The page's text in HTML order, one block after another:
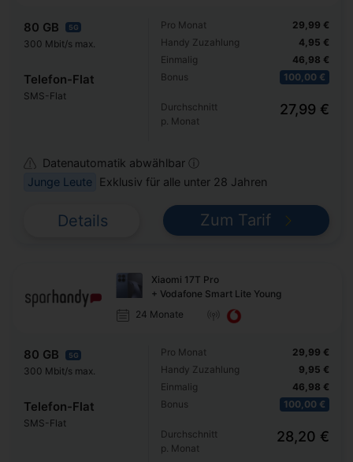
80 GB 5G
300 Mbit/s max.
Telefon-Flat
SMS-Flat
Pro Monat
Handy Zuzahlung
Einmalig
Bonus
29,99 €
4,95 €
46,98 €
100,00 €
Durchschnitt
p. Monat
27,99 €
Datenautomatik abwählbar ⓘ
Junge Leute
Exklusiv für alle unter 28 Jahren
Details Zum Tarif
Xiaomi 17T Pro
+ Vodafone Smart Lite Young
24 Monate
80 GB 5G
300 Mbit/s max.
Telefon-Flat
SMS-Flat
Pro Monat
Handy Zuzahlung
Einmalig
Bonus
29,99 €
9,95 €
46,98 €
100,00 €
Durchschnitt
p. Monat
28,20 €